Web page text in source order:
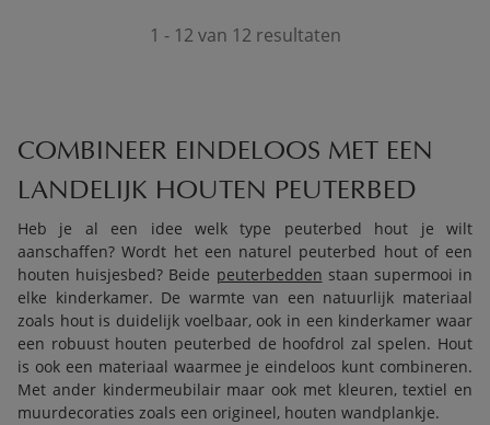
1 - 12 van 12 resultaten
COMBINEER EINDELOOS MET EEN
LANDELIJK HOUTEN PEUTERBED
Heb je al een idee welk type peuterbed hout je wilt
aanschaffen? Wordt het een naturel peuterbed hout of een
houten huisjesbed? Beide peuterbedden staan supermooi in
elke kinderkamer. De warmte van een natuurlijk materiaal
zoals hout is duidelijk voelbaar, ook in een kinderkamer waar
een robuust houten peuterbed de hoofdrol zal spelen. Hout
is ook een materiaal waarmee je eindeloos kunt combineren.
Met ander kindermeubilair maar ook met kleuren, textiel en
muurdecoraties zoals een origineel, houten wandplankje.